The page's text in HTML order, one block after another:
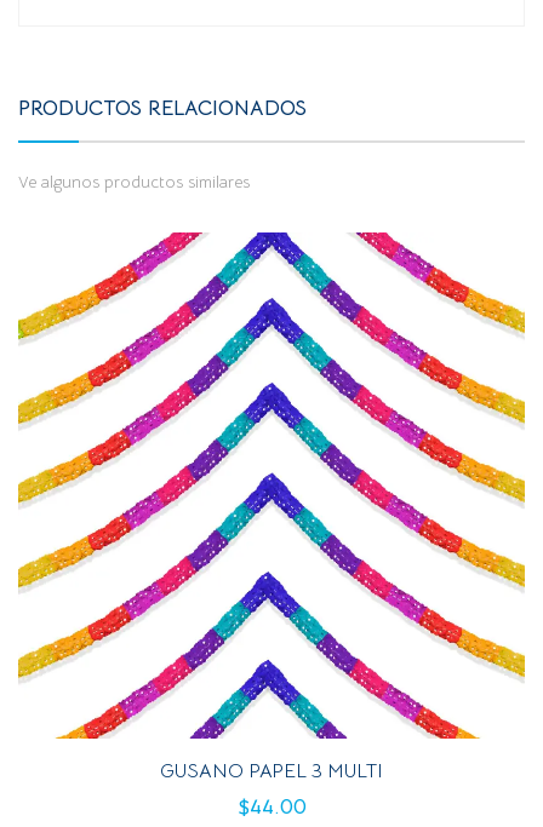
PRODUCTOS RELACIONADOS
Ve algunos productos similares
GUSANO PAPEL 3 MULTI
$44.00